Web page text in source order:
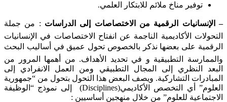
توفير مناخ ملائم للابتكار العلمي.
– الإنسانيات الرقمية من الاختصاصات إلى الدراسات : من جملة
التحولات الأكاديمية الناجمة عن انفتاح الاختصاصات في الإنسانيات
الرقمية على بعضها نذكر بالخصوص تحول عميق في أساليب البحث
والممارسة التطبيقية و في تحديد الأهداف. من أهمها المرور من
البعد النظري إلى المجال التطبيقي ومن العمل الانفرادي إلى
المبادرات التشاركية. ويصف البعض هذا التحول بتحول من “جمهورية
العلوم” أي التخصص الأكاديمي(Disciplines) إلى نموذج “الوظيفة
الاجتماعية للعلوم” من خلال منهجين أساسيين :